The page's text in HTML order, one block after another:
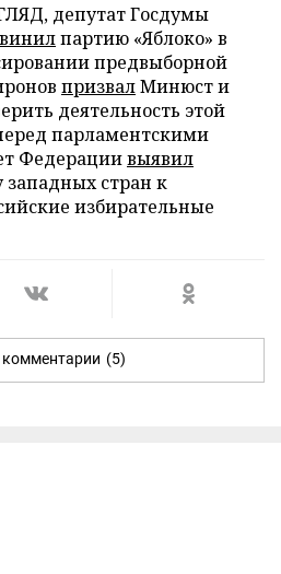
депутат Госдумы
партию «Яблоко» в
предвыборной
призвалМинюст и
деятельность этой
парламентскими
Федерациивыявил
западных стран к
избирательные
комментарии (5)